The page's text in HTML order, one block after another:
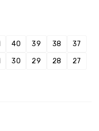
40 39 38 37
30 29 28 27